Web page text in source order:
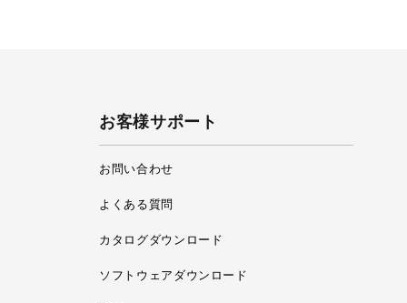
お客様サポート
お問い合わせ
よくある質問
カタログダウンロード
ソフトウェアダウンロード